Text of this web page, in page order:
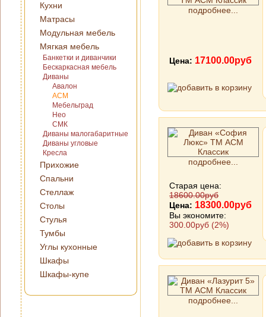
Кухни
Матрасы
Модульная мебель
Мягкая мебель
Банкетки и диванчики
Бескаркасная мебель
Диваны
Авалон
АСМ
Мебельград
Нео
СМК
Диваны малогабаритные
Диваны угловые
Кресла
Прихожие
Спальни
Стеллаж
Столы
Стулья
Тумбы
Углы кухонные
Шкафы
Шкафы-купе
подробнее...
Цена: 17100.00руб
подробнее...
Старая цена:
18600.00руб
Цена: 18300.00руб
Вы экономите:
300.00руб (2%)
подробнее...